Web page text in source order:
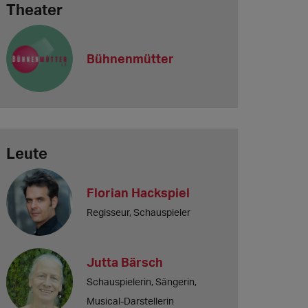
Theater
Bühnenmütter
Leute
Florian Hackspiel
Regisseur, Schauspieler
Jutta Bärsch
Schauspielerin, Sängerin,
Musical-Darstellerin